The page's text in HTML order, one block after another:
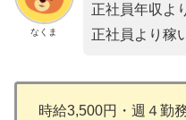
なくま
正社員年収よ
正社員より稼
時給3,500円・週４勤